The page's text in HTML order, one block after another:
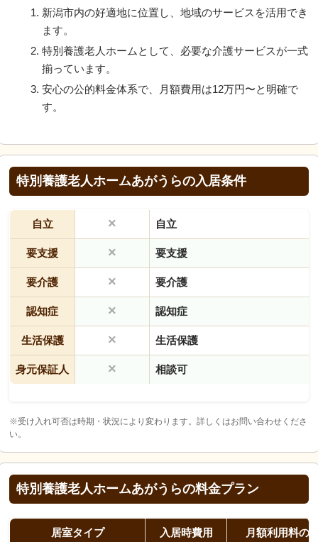
新潟市内の好適地に位置し、地域のサービスを活用でき
ます。
特別養護老人ホームとして、必要な介護サービスが一式
揃っています。
安心の公的料金体系で、月額費用は12万円〜と明確で
す。
特別養護老人ホームあがうらの入居条件
自立 × 自立
要支援 × 要支援
要介護 × 要介護
認知症 × 認知症
生活保護 × 生活保護
身元保証人 × 相談可
※受け入れ可否は時期・状況により変わります。詳しくはお問い合わせくださ
い。
特別養護老人ホームあがうらの料金プラン
居室タイプ 入居時費用 月額利用料の